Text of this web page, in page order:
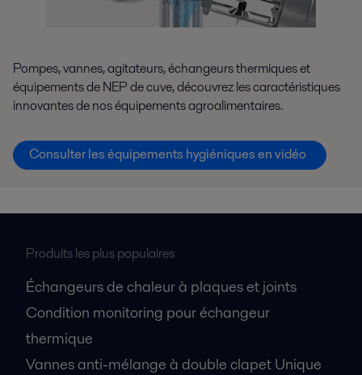
Pompes, vannes, agitateurs, échangeurs thermiques et
équipements de NEP de cuve, découvrez les caractéristiques
innovantes de nos équipements agroalimentaires.
Consulter les équipements hygiéniques en vidéo
Produits les plus populaires
Échangeurs de chaleur à plaques et joints
Condition monitoring pour échangeur
thermique
Vannes anti-mélange à double clapet Unique